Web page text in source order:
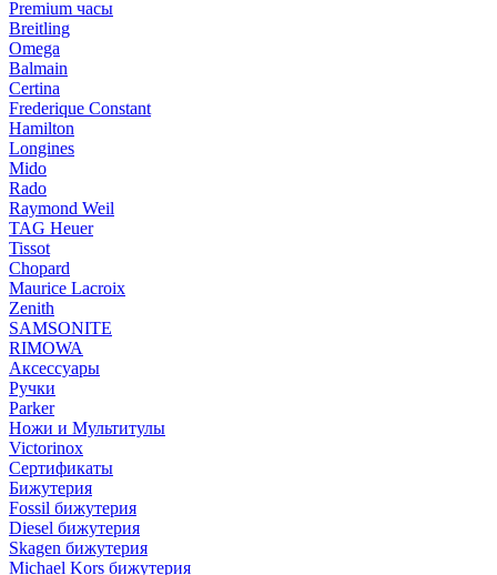
Premium часы
Breitling
Omega
Balmain
Certina
Frederique Constant
Hamilton
Longines
Mido
Rado
Raymond Weil
TAG Heuer
Tissot
Chopard
Maurice Lacroix
Zenith
SAMSONITE
RIMOWA
Аксессуары
Ручки
Parker
Ножи и Мультитулы
Victorinox
Сертификаты
Бижутерия
Fossil бижутерия
Diesel бижутерия
Skagen бижутерия
Michael Kors бижутерия